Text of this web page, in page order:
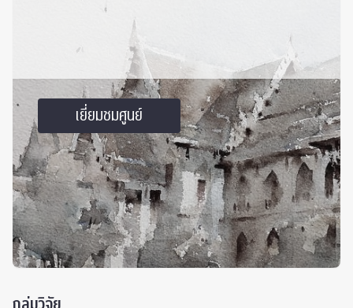
ศูนย์วิจัยวิทยาศาสตร์จิตวิทยา
ตะวันออก-ตะวันตก
เยี่ยมชมศูนย์